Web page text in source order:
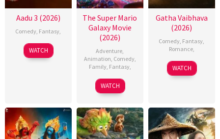
Aadu 3 (2026)
Comedy Fantasy
WATCH
The Super Mario
Galaxy Movie
(2026)
Adventure
Animation Comedy,
Family, Fantasy,
WATCH
Gatha Vaibhava
(2026)
Comedy Fantasy
Romance,
WATCH